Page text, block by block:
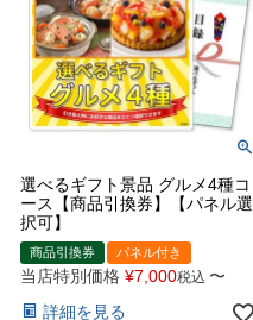
選べるギフト景品 グルメ4種コ
ース【商品引換券】【パネル選
択可】
商品引換券 パネル付き
当店特別価格 ¥7,000税込 〜
詳細を見る